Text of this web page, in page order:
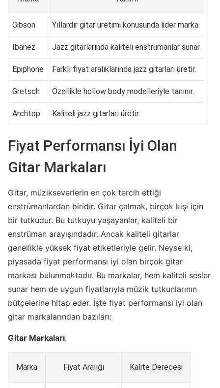
Gibson Yıllardır gitar üretimi konusunda lider marka.
Ibanez Jazz gitarlarında kaliteli enstrümanlar sunar.
Epiphone Farklı fiyat aralıklarında jazz gitarları üretir.
Gretsch Özellikle hollow body modelleriyle tanınır.
Archtop Kaliteli jazz gitarları üretir.
Fiyat Performansı İyi Olan
Gitar Markaları
Gitar, müzikseverlerin en çok tercih ettiği
enstrümanlardan biridir. Gitar çalmak, birçok kişi için
bir tutkudur. Bu tutkuyu yaşayanlar, kaliteli bir
enstrüman arayışındadır. Ancak kaliteli gitarlar
genellikle yüksek fiyat etiketleriyle gelir. Neyse ki,
piyasada fiyat performansı iyi olan birçok gitar
markası bulunmaktadır. Bu markalar, hem kaliteli sesler
sunar hem de uygun fiyatlarıyla müzik tutkunlarının
bütçelerine hitap eder. İşte fiyat performansı iyi olan
gitar markalarından bazıları:
Gitar Markaları:
Marka Fiyat Aralığı Kalite Derecesi